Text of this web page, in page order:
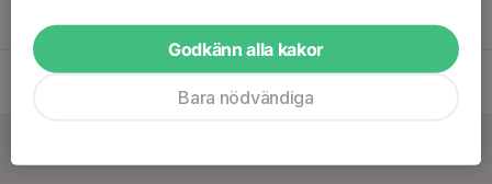
Godkänn alla kakor
Bara nödvändiga